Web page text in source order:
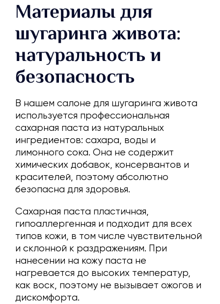
Материалы для
шугаринга живота:
натуральность и
безопасность
В нашем салоне для шугаринга живота
используется профессиональная
сахарная паста из натуральных
ингредиентов: сахара, воды и
лимонного сока. Она не содержит
химических добавок, консервантов и
красителей, поэтому абсолютно
безопасна для здоровья.
Сахарная паста пластичная,
гипоаллергенная и подходит для всех
типов кожи, в том числе чувствительной
и склонной к раздражениям. При
нанесении на кожу паста не
нагревается до высоких температур,
как воск, поэтому не вызывает ожогов и
дискомфорта.